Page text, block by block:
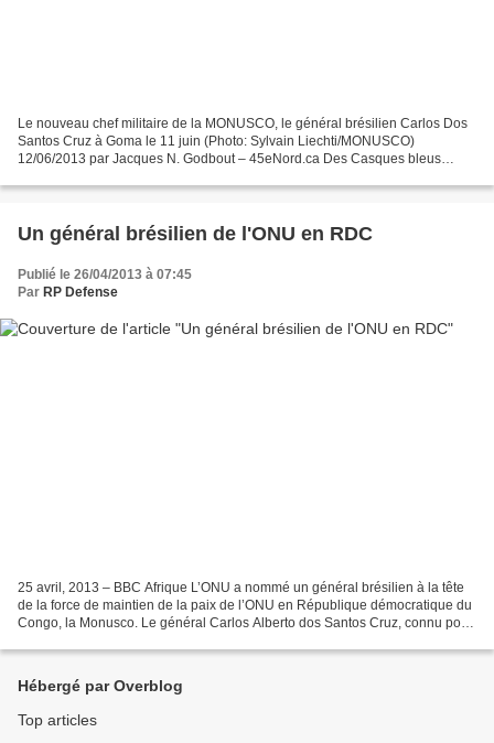
Le nouveau chef militaire de la MONUSCO, le général brésilien Carlos Dos
Santos Cruz à Goma le 11 juin (Photo: Sylvain Liechti/MONUSCO)
12/06/2013 par Jacques N. Godbout – 45eNord.ca Des Casques bleus
Un général brésilien de l'ONU en RDC
Publié le 26/04/2013 à 07:45
Par RP Defense
25 avril, 2013 – BBC Afrique L’ONU a nommé un général brésilien à la tête
de la force de maintien de la paix de l’ONU en République démocratique du
Congo, la Monusco. Le général Carlos Alberto dos Santos Cruz, connu pour
Hébergé par Overblog
Top articles